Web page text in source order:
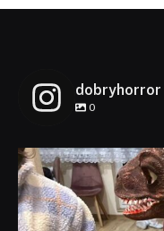
dobryhorror
0